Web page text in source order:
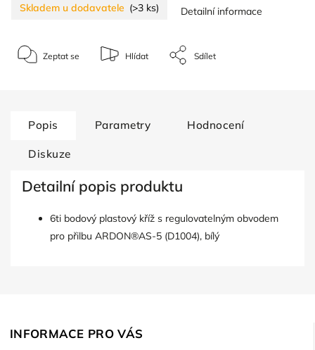
Skladem u dodavatele (>3 ks) Detailní informace
Zeptat se Hlídat Sdílet
Popis Parametry Hodnocení
Diskuze
Detailní popis produktu
6ti bodový plastový kříž s regulovatelným obvodem
pro přilbu ARDON®AS-5 (D1004), bílý
INFORMACE PRO VÁS